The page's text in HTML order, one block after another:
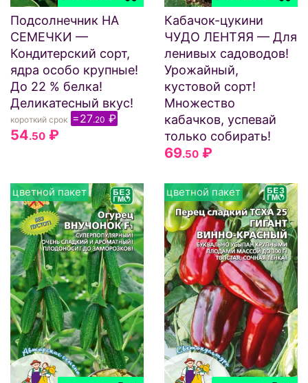
Подсолнечник НА
СЕМЕЧКИ —
Кондитерский сорт,
ядра особо крупные!
До 22 % белка!
Деликатесный вкус!
короткий срок =27.20 ₽
54.50 ₽
Кабачок-цукини
ЧУДО ЛЕНТЯЯ — Для
ленивых садоводов!
Урожайный,
кустовой сорт!
Множество
кабачков, успевай
только собирать!
69.50 ₽
цветной пакет цветной пакет